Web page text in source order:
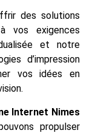
des solutions
vos exigences
et notre
d’impression
vos idées en
Internet Nimes
propulser